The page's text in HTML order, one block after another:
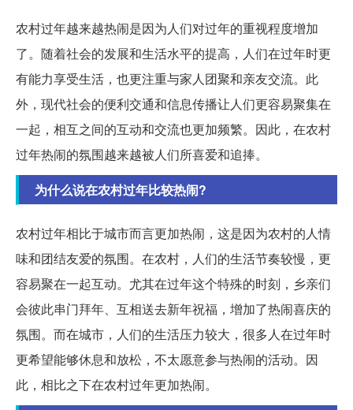
农村过年越来越热闹是因为人们对过年的重视程度增加
了。随着社会的发展和生活水平的提高，人们在过年时更
有能力享受生活，也更注重与家人团聚和亲友交流。此
外，现代社会的便利交通和信息传播让人们更容易聚集在
一起，相互之间的互动和交流也更加频繁。因此，在农村
过年热闹的氛围越来越被人们所喜爱和追捧。
为什么说在农村过年比较热闹?
农村过年相比于城市而言更加热闹，这是因为农村的人情
味和团结友爱的氛围。在农村，人们的生活节奏较慢，更
容易聚在一起互动。尤其在过年这个特殊的时刻，乡亲们
会彼此串门拜年、互相送去新年祝福，增加了热闹喜庆的
氛围。而在城市，人们的生活压力较大，很多人在过年时
更希望能够休息和放松，不太愿意参与热闹的活动。因
此，相比之下在农村过年更加热闹。